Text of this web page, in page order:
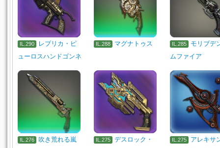
IL.290
レプリカ・ピ
ューロスハンドゴンネ
IL.288 マグナトゥス IL.285
モリブデ
ムファイア
IL.276 吹き荒れる嵐 IL.275
デスロック・
IL.275
アレキサ